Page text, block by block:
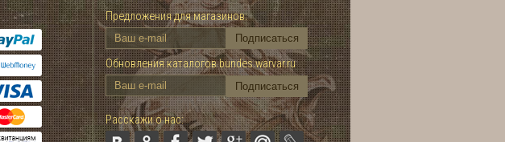
Предложения для магазинов:
Обновления каталогов bundes.warvar.ru
Расскажи о нас: